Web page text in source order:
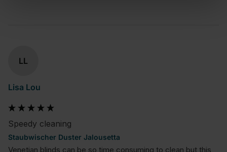
LL
Lisa Lou
Speedy cleaning
Staubwischer Duster Jalousetta
Venetian blinds can be so time consuming to clean but this